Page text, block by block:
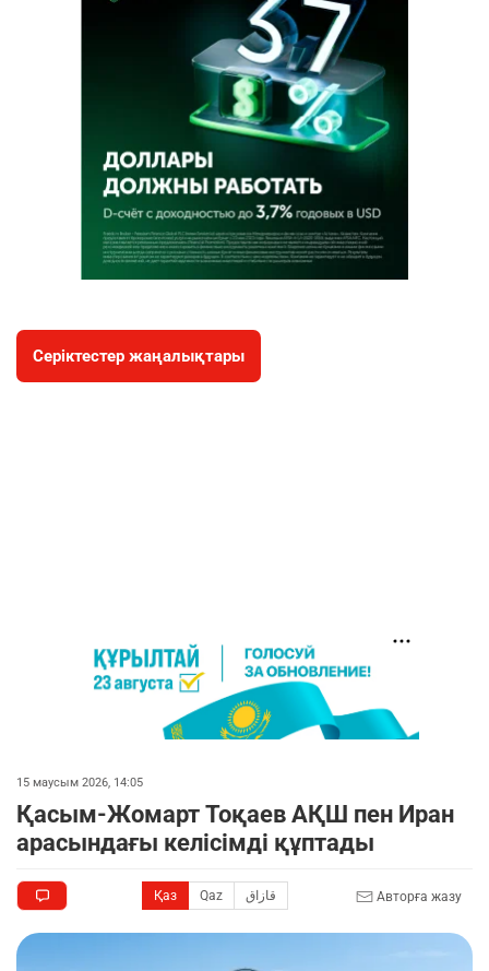
Серіктестер жаңалықтары
15 маусым 2026, 14:05
Қасым-Жомарт Тоқаев АҚШ пен Иран
арасындағы келісімді құптады
Қаз Qaz قازاق Авторға жазу